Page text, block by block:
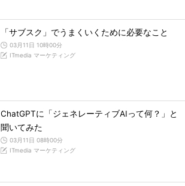
「サブスク」でうまくいくために必要なこと
03月11日 10時00分
ITmedia マーケティング
ChatGPTに「ジェネレーティブAIって何？」と
聞いてみた
03月11日 08時00分
ITmedia マーケティング